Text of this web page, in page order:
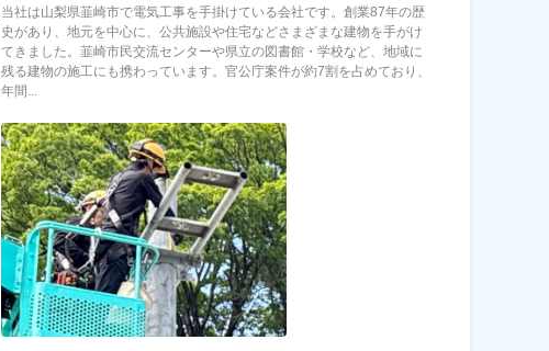
当社は山梨県韮崎市で電気工事を手掛けている会社です。創業87年の歴
史があり、地元を中心に、公共施設や住宅などさまざまな建物を手がけ
てきました。韮崎市民交流センターや県立の図書館・学校など、地域に
残る建物の施工にも携わっています。官公庁案件が約7割を占めており、
年間...